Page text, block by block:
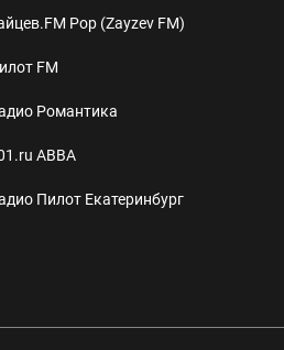
Pop (Zayzev FM)
FM
Романтика
ABBA
Пилот Екатеринбург